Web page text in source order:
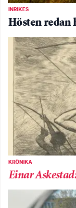
INRIKES
Hösten redan
KRÖNIKA
Einar Askestad